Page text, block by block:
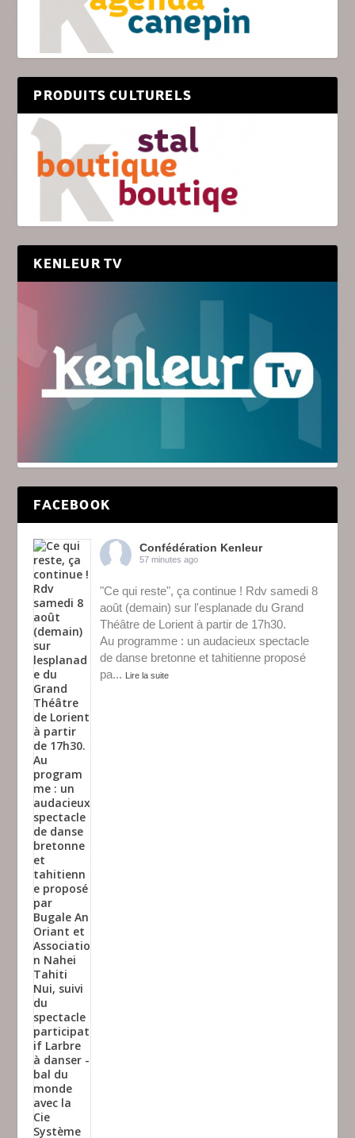
PRODUITS CULTURELS
KENLEUR TV
FACEBOOK
Confédération Kenleur
57 minutes ago
"Ce qui reste", ça continue ! Rdv samedi 8
août (demain) sur l'esplanade du Grand
Théâtre de Lorient à partir de 17h30.
Au programme : un audacieux spectacle
de danse bretonne et tahitienne proposé
pa... Lire la suite